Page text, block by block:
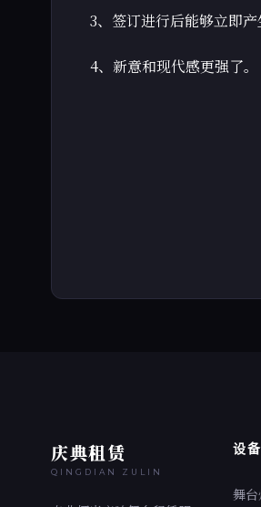
3、签订进行后能够立即产
4、新意和现代感更强了。
庆典租赁
QINGDIAN ZULIN
设
舞